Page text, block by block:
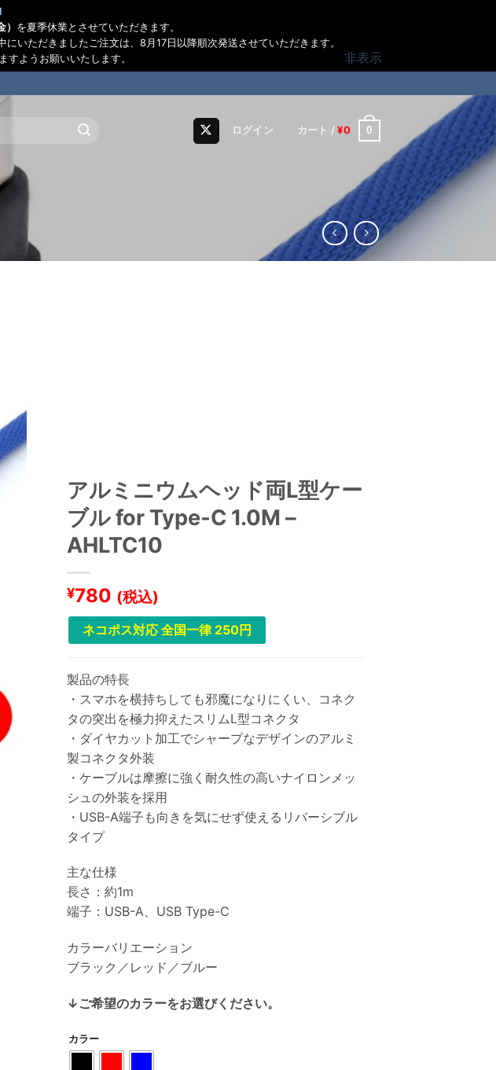
を夏季休業とさせていただきます。
いただきましたご注文は、8月17日以降順次発送させていただきます。
すようお願いいたします。
非表示
ログイン カート /¥0 0
アルミニウムヘッド両L型ケー
ブル for Type-C 1.0M –
AHLTC10
¥780 (税込)
ネコポス対応 全国一律 250円
製品の特長
・スマホを横持ちしても邪魔になりにくい、コネク
タの突出を極力抑えたスリムL型コネクタ
・ダイヤカット加工でシャープなデザインのアルミ
製コネクタ外装
・ケーブルは摩擦に強く耐久性の高いナイロンメッ
シュの外装を採用
・USB-A端子も向きを気にせず使えるリバーシブル
タイプ
主な仕様
長さ：約1m
端子：USB-A、USB Type-C
カラーバリエーション
ブラック／レッド／ブルー
↓ご希望のカラーをお選びください。
カラー